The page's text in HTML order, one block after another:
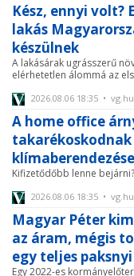
Kész, ennyi
lakás
készülnek
A lakásárak ugrásszerű
elérhetetlen álommá az
2026.08.06 18:35 • vg.hu
A home office
Kifizetődőbb lenne bejárni?
2026.08.06 18:35 • vg.hu
Magyar Péter
az áram, mégis
egy teljes
Egy 2022-es